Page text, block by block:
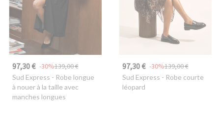
97,30 € 139,00 €
-30%
Sud Express - Robe longue
à nouer à la taille avec
manches longues
97,30 € 139,00 €
-30%
Sud Express - Robe courte
léopard